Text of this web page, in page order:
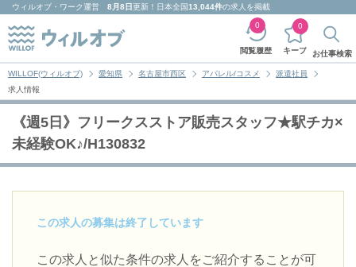
ウィルオブ・ワーク運営 8月8日更新！日本全国13,044件の求人を掲載
閲覧履歴
0
キープ
0
お仕事検索
WILLOF(ウィルオブ) 愛知県 名古屋市西区 アパレル/コスメ
派遣社員
求人情報
《週5日》フリークスストア販売スタッフ★駅チカ×
未経験OK♪/H130832
この求人の募集は終了しています
この求人と似た条件の求人をご紹介することが可